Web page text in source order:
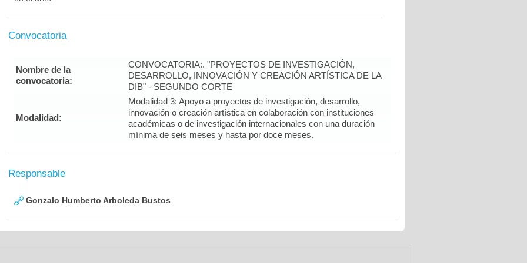
Convocatoria
Nombre de la
convocatoria:
CONVOCATORIA:. "PROYECTOS DE INVESTIGACIÓN,
DESARROLLO, INNOVACIÓN Y CREACIÓN ARTÍSTICA DE LA
DIB" - SEGUNDO CORTE
Modalidad:
Modalidad 3: Apoyo a proyectos de investigación, desarrollo,
innovación o creación artística en colaboración con instituciones
académicas o de investigación internacionales con una duración
mínima de seis meses y hasta por doce meses.
Responsable
Gonzalo Humberto Arboleda Bustos